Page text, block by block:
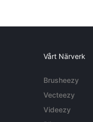
Vårt Närverk
Brusheezy
Vecteezy
Videezy